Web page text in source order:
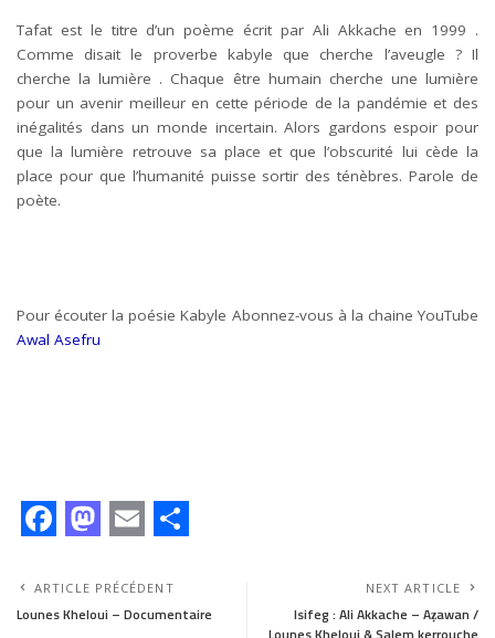
Tafat est le titre d’un poème écrit par Ali Akkache en 1999 .
Comme disait le proverbe kabyle que cherche l’aveugle ? Il
cherche la lumière . Chaque être humain cherche une lumière
pour un avenir meilleur en cette période de la pandémie et des
inégalités dans un monde incertain. Alors gardons espoir pour
que la lumière retrouve sa place et que l’obscurité lui cède la
place pour que l’humanité puisse sortir des ténèbres. Parole de
poète.
Pour écouter la poésie Kabyle Abonnez-vous à la chaine YouTube
Awal Asefru
a
c
a
s
m
a
h
a
ARTICLE PRÉCÉDENT
Lounes Kheloui – Documentaire
NEXT ARTICLE
Isifeg : Ali Akkache – Aẓawan /